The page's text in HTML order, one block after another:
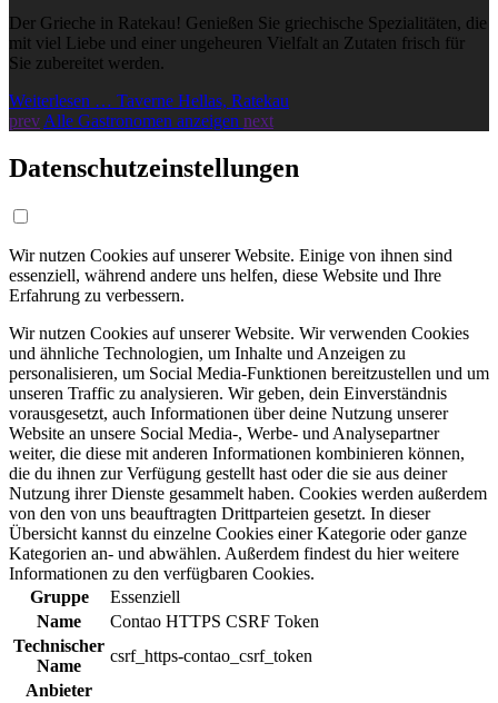
Der Grieche in Ratekau! Genießen Sie griechische Spezialitäten, die
mit viel Liebe und einer ungeheuren Vielfalt an Zutaten frisch für
Sie zubereitet werden.
Weiterlesen … Taverne Hellas, Ratekau
prev Alle Gastronomen anzeigen next
Datenschutzeinstellungen
Wir nutzen Cookies auf unserer Website. Einige von ihnen sind
essenziell, während andere uns helfen, diese Website und Ihre
Erfahrung zu verbessern.
Wir nutzen Cookies auf unserer Website. Wir verwenden Cookies
und ähnliche Technologien, um Inhalte und Anzeigen zu
personalisieren, um Social Media-Funktionen bereitzustellen und um
unseren Traffic zu analysieren. Wir geben, dein Einverständnis
vorausgesetzt, auch Informationen über deine Nutzung unserer
Website an unsere Social Media-, Werbe- und Analysepartner
weiter, die diese mit anderen Informationen kombinieren können,
die du ihnen zur Verfügung gestellt hast oder die sie aus deiner
Nutzung ihrer Dienste gesammelt haben. Cookies werden außerdem
von den von uns beauftragten Drittparteien gesetzt. In dieser
Übersicht kannst du einzelne Cookies einer Kategorie oder ganze
Kategorien an- und abwählen. Außerdem findest du hier weitere
Informationen zu den verfügbaren Cookies.
Gruppe
Essenziell
Name
Contao HTTPS CSRF Token
Technischer
Name
csrf_https-contao_csrf_token
Anbieter